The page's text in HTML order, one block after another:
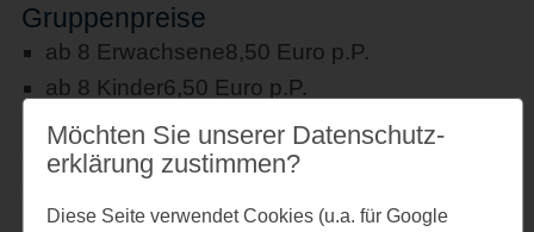
Gruppenpreise
ab 8 Erwachsene8,50 Euro p.P.
ab 8 Kinder6,50 Euro p.P.
*Ein Betreuer pro angefangene 10 Kinder hat
Möchten Sie unserer Datenschutz­
erklärung zustimmen?
Diese Seite verwendet Cookies (u.a. für Google